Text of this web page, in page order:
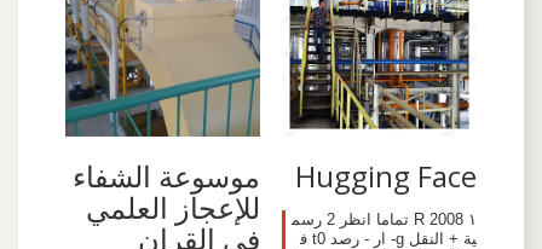
Hugging Face
١ R 2008 تماما انظر 2 رسم
ية + النقل g- ار - رصد t0 ف
موسوعة الشفاء
للإعجاز العلمي
فى القران